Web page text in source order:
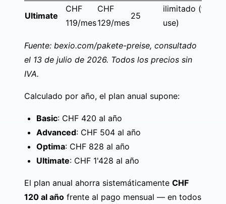
Ultimate
CHF
119/mes
CHF
129/mes
25
ilimitado (fair
use)
Fuente: bexio.com/pakete-preise, consultado
el 13 de julio de 2026. Todos los precios sin
IVA.
Calculado por año, el plan anual supone:
Basic: CHF 420 al año
Advanced: CHF 504 al año
Optima: CHF 828 al año
Ultimate: CHF 1'428 al año
El plan anual ahorra sistemáticamente CHF
120 al año frente al pago mensual — en todos